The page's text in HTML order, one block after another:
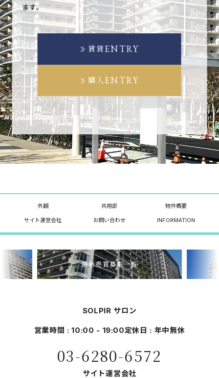
ます。
賃貸 ENTRY
購入 ENTRY
外観 共用部 物件概要
サイト運営会社 お問い合わせ INFORMATION
最新売買募集一覧
SOLPIR サロン
営業時間 : 10:00 - 19:00定休日 : 年中無休
03-6280-6572
サイト運営会社